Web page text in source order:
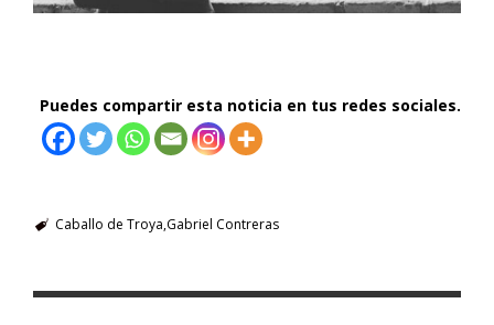
Puedes compartir esta noticia en tus redes sociales.
Caballo de Troya Gabriel Contreras